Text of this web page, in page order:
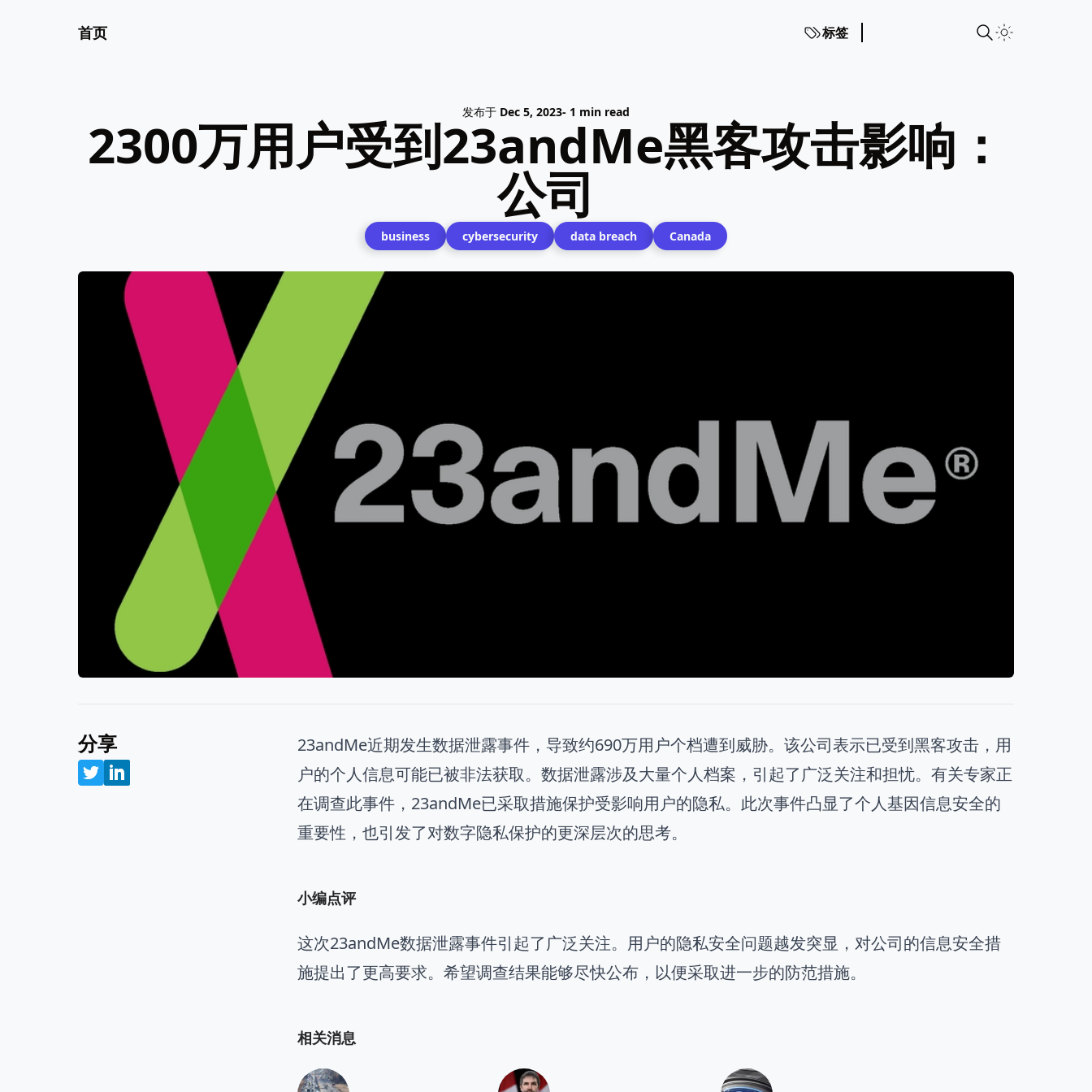
首页 标签
发布于 Dec 5, 2023- 1 min read
2300万用户受到23andMe黑客攻击影响：
公司
business cybersecurity data breach Canada
分享
23andMe近期发生数据泄露事件，导致约690万用户个档遭到威胁。该公司表示已受到黑客攻击，用
户的个人信息可能已被非法获取。数据泄露涉及大量个人档案，引起了广泛关注和担忧。有关专家正
在调查此事件，23andMe已采取措施保护受影响用户的隐私。此次事件凸显了个人基因信息安全的
重要性，也引发了对数字隐私保护的更深层次的思考。
小编点评
这次23andMe数据泄露事件引起了广泛关注。用户的隐私安全问题越发突显，对公司的信息安全措
施提出了更高要求。希望调查结果能够尽快公布，以便采取进一步的防范措施。
相关消息